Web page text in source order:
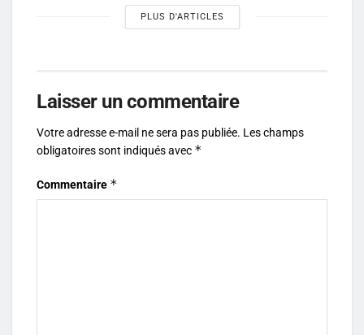
PLUS D'ARTICLES
Laisser un commentaire
Votre adresse e-mail ne sera pas publiée. Les champs
obligatoires sont indiqués avec *
Commentaire *